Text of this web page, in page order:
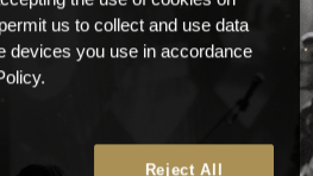
us to collect and use data
devices you use in accordance
Reject All